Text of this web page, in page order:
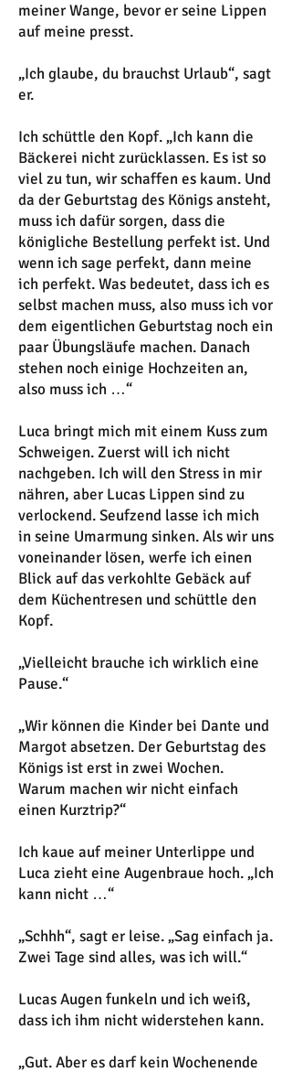
meiner Wange, bevor er seine Lippen
auf meine presst.
„Ich glaube, du brauchst Urlaub“, sagt
er.
Ich schüttle den Kopf. „Ich kann die
Bäckerei nicht zurücklassen. Es ist so
viel zu tun, wir schaffen es kaum. Und
da der Geburtstag des Königs ansteht,
muss ich dafür sorgen, dass die
königliche Bestellung perfekt ist. Und
wenn ich sage perfekt, dann meine
ich perfekt. Was bedeutet, dass ich es
selbst machen muss, also muss ich vor
dem eigentlichen Geburtstag noch ein
paar Übungsläufe machen. Danach
stehen noch einige Hochzeiten an,
also muss ich …“
Luca bringt mich mit einem Kuss zum
Schweigen. Zuerst will ich nicht
nachgeben. Ich will den Stress in mir
nähren, aber Lucas Lippen sind zu
verlockend. Seufzend lasse ich mich
in seine Umarmung sinken. Als wir uns
voneinander lösen, werfe ich einen
Blick auf das verkohlte Gebäck auf
dem Küchentresen und schüttle den
Kopf.
„Vielleicht brauche ich wirklich eine
Pause.“
„Wir können die Kinder bei Dante und
Margot absetzen. Der Geburtstag des
Königs ist erst in zwei Wochen.
Warum machen wir nicht einfach
einen Kurztrip?“
Ich kaue auf meiner Unterlippe und
Luca zieht eine Augenbraue hoch. „Ich
kann nicht …“
„Schhh“, sagt er leise. „Sag einfach ja.
Zwei Tage sind alles, was ich will.“
Lucas Augen funkeln und ich weiß,
dass ich ihm nicht widerstehen kann.
„Gut. Aber es darf kein Wochenende